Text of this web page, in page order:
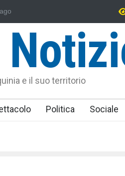
di Viterbo
Vincenzo Ferri, un
e il suo territorio
Politica Sociale